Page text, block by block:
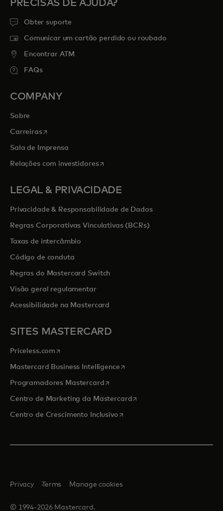
PRECISAS DE AJUDA?
Obter suporte
Comunicar um cartão perdido ou roubado
Encontrar ATM
FAQs
COMPANY
Sobre
Carreirasopens in a new tab
Sala de Imprensa
Relações com investidoresopens in a new tab
LEGAL & PRIVACIDADE
Privacidade & Responsabilidade de Dados
Regras Corporativas Vinculativas (BCRs)
Taxas de intercâmbio
Código de conduta
Regras do Mastercard Switch
Visão geral regulamentar
Acessibilidade na Mastercard
SITES MASTERCARD
Priceless.com opens in a new tab
Mastercard Business Intelligenceopens in a new tab
Programadores Mastercardopens in a new tab
Centro de Marketing da Mastercardopens in a new tab
Centro de Crescimento Inclusivoopens in a new tab
© 1994-2026 Mastercard.
Privacy Terms Manage cookies